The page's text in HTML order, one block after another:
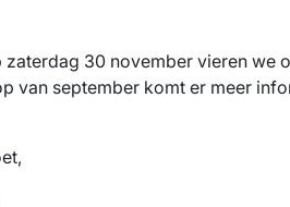
zaterdag 30 november vieren we
van september komt er meer